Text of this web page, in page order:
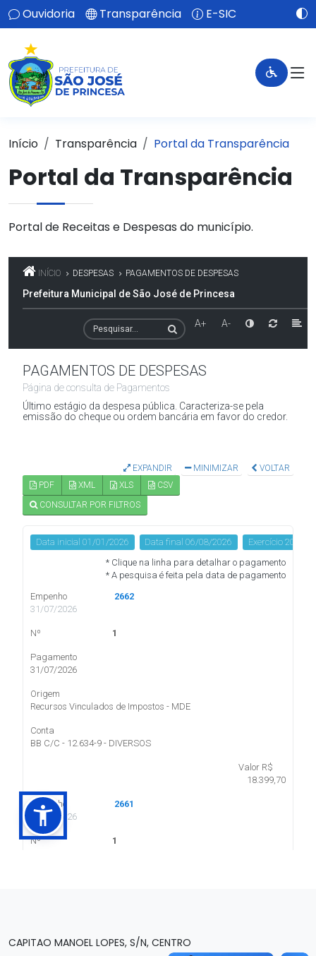
Ouvidoria Transparência E-SIC
Início Transparência Portal da Transparência
Portal da Transparência
Portal de Receitas e Despesas do município.
CAPITAO MANOEL LOPES, S/N, CENTRO